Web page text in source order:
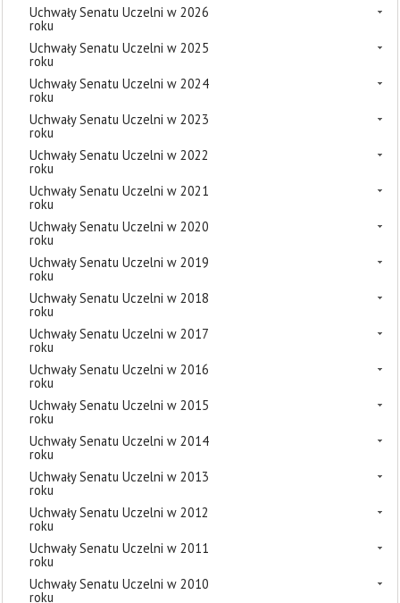
Uchwały Senatu Uczelni w 2026
roku
Uchwały Senatu Uczelni w 2025
roku
Uchwały Senatu Uczelni w 2024
roku
Uchwały Senatu Uczelni w 2023
roku
Uchwały Senatu Uczelni w 2022
roku
Uchwały Senatu Uczelni w 2021
roku
Uchwały Senatu Uczelni w 2020
roku
Uchwały Senatu Uczelni w 2019
roku
Uchwały Senatu Uczelni w 2018
roku
Uchwały Senatu Uczelni w 2017
roku
Uchwały Senatu Uczelni w 2016
roku
Uchwały Senatu Uczelni w 2015
roku
Uchwały Senatu Uczelni w 2014
roku
Uchwały Senatu Uczelni w 2013
roku
Uchwały Senatu Uczelni w 2012
roku
Uchwały Senatu Uczelni w 2011
roku
Uchwały Senatu Uczelni w 2010
roku